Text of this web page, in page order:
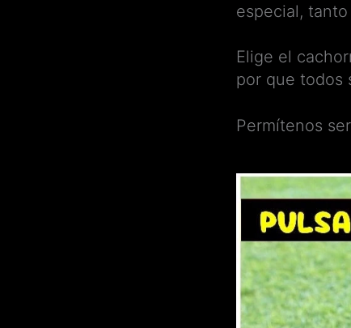
especial,
Elige el
por que todos
Permítenos